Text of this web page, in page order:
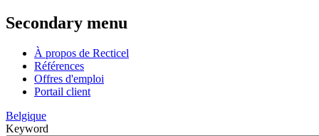
Secondary menu
À propos de Recticel
Références
Offres d'emploi
Portail client
Belgique
Keyword